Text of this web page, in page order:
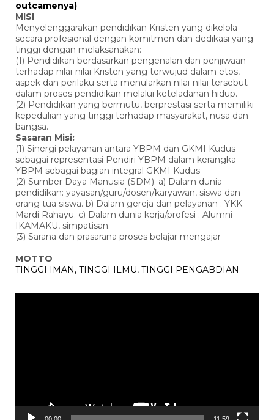
outcamenya)
MISI
Menyelenggarakan pendidikan Kristen yang dikelola
secara profesional dengan komitmen dan dedikasi yang
tinggi dengan melaksanakan:
(1) Pendidikan berdasarkan pengenalan dan penjiwaan
terhadap nilai-nilai Kristen yang terwujud dalam etos,
aspek dan perilaku serta menularkan nilai-nilai tersebut
dalam proses pendidikan melalui keteladanan hidup.
(2) Pendidikan yang bermutu, berprestasi serta memiliki
kepedulian yang tinggi terhadap masyarakat, nusa dan
bangsa.
Sasaran Misi:
(1) Sinergi pelayanan antara YBPM dan GKMI Kudus
sebagai representasi Pendiri YBPM dalam kerangka
YBPM sebagai bagian integral GKMI Kudus
(2) Sumber Daya Manusia (SDM): a) Dalam dunia
pendidikan: yayasan/guru/dosen/karyawan, siswa dan
orang tua siswa. b) Dalam gereja dan pelayanan : YKK
Mardi Rahayu. c) Dalam dunia kerja/profesi : Alumni-
IKAMAKU, simpatisan.
(3) Sarana dan prasarana proses belajar mengajar
MOTTO
TINGGI IMAN, TINGGI ILMU, TINGGI PENGABDIAN